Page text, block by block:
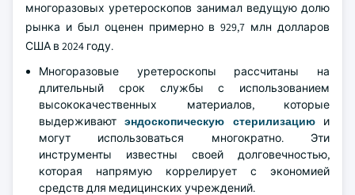
многоразовых уретероскопов занимал ведущую долю
рынка и был оценен примерно в 929,7 млн долларов
США в 2024 году.
Многоразовые уретероскопы рассчитаны на
длительный срок службы с использованием
высококачественных материалов, которые
выдерживаютэндоскопическую стерилизациюи
могут использоваться многократно. Эти
инструменты известны своей долговечностью,
которая напрямую коррелирует с экономией
средств для медицинских учреждений.